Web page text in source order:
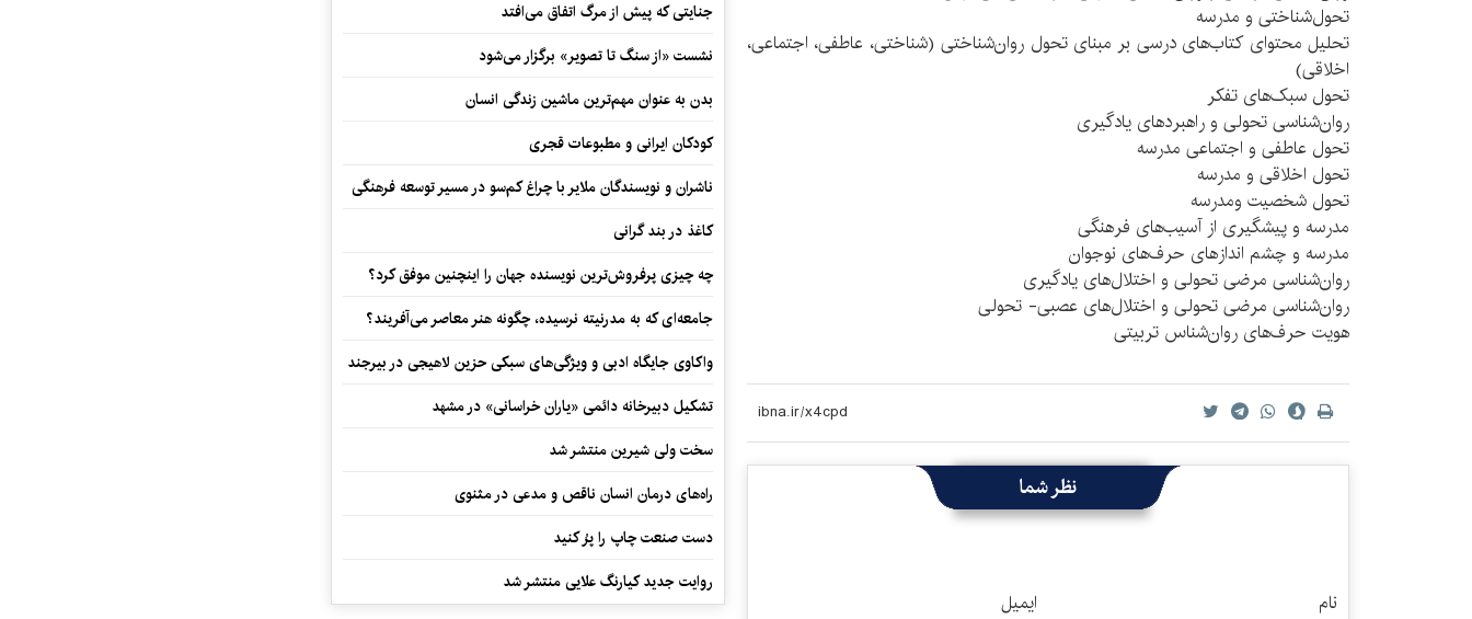
تحول‌شناختی و مدرسه
تحلیل محتوای کتاب‌های درسی بر مبنای تحول روان‌شناختی (شناختی، عاطفی، اجتماعی،
اخلاقی)
تحول سبک­‌های تفکر
روان‌شناسی تحولی و راهبردهای یادگیری
تحول عاطفی و اجتماعی مدرسه
تحول اخلاقی و مدرسه
تحول شخصیت ومدرسه
مدرسه و پیشگیری از آسیب­‌های فرهنگی
مدرسه و چشم اندازهای حرف‌ه­ای نوجوان
روان‌شناسی مرضی تحولی و اختلال­‌های یادگیری
روان‌شناسی مرضی تحولی و اختلال­‌های عصبی- تحولی
هویت حرف‌ه­ای روان‌شناس تربیتی
نظر شما
نام ایمیل
جنایتی که پیش از مرگ اتفاق می‌افتد
نشست «از سنگ تا تصویر» برگزار می‌شود
بدن به عنوان مهم‌ترین ماشین زندگی انسان
کودکان ایرانی و مطبوعات قجری
ناشران و نویسندگان ملایر با چراغ کم‌سو در مسیر توسعه فرهنگی
کاغذ در بند گرانی
چه چیزی پرفروش‌ترین نویسنده جهان را اینچنین موفق کرد؟
جامعه‌ای که به مدرنیته نرسیده، چگونه هنر معاصر می‌آفریند؟
واکاوی جایگاه ادبی و ویژگی‌های سبکی حزین لاهیجی در بیرجند
تشکیل دبیرخانه دائمی «یاران خراسانی» در مشهد
سخت ولی شیرین منتشر شد
راه‌های درمان انسان ناقص و مدعی در مثنوی
دست صنعت چاپ را پرُ کنید
روایت جدید کیارنگ علایی منتشر شد